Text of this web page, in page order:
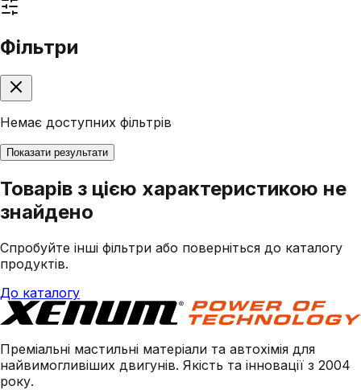
Фільтри
Немає доступних фільтрів
Показати результати
Товарів з цією характеристикою не
знайдено
Спробуйте інші фільтри або поверніться до каталогу
продуктів.
До каталогу
Преміальні мастильні матеріали та автохімія для
найвимогливіших двигунів. Якість та інновації з 2004
року.